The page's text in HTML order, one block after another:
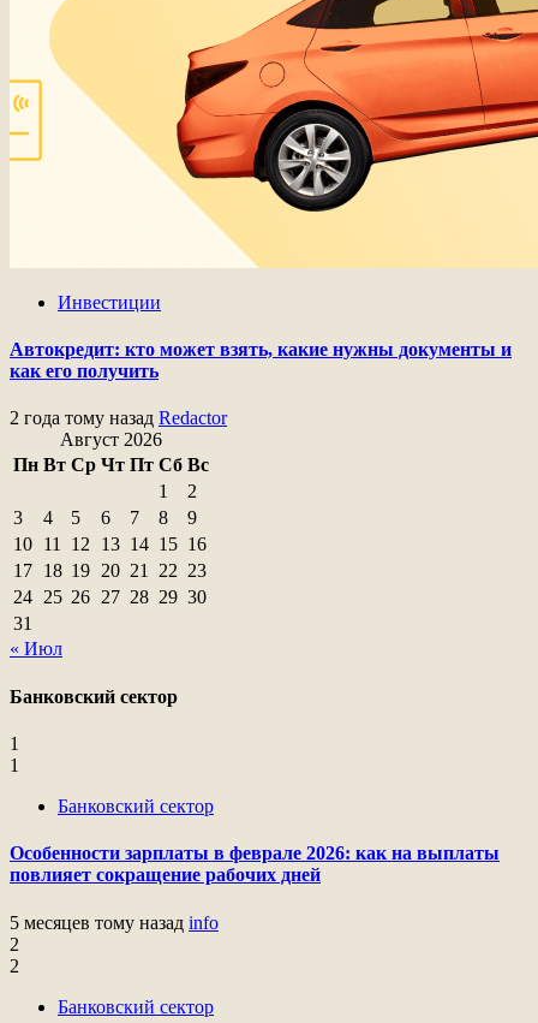
Инвестиции
Автокредит: кто может взять, какие нужны документы и
как его получить
2 года тому назад Redactor
Август 2026
Пн Вт Ср Чт Пт Сб Вс
1
2
3
4 5 6 7 8
9
10 11 12 13 14 15 16
17 18 19 20 21 22 23
24 25 26 27 28 29 30
31
« Июл
Банковский сектор
1
1
Банковский сектор
Особенности зарплаты в феврале 2026: как на выплаты
повлияет сокращение рабочих дней
5 месяцев тому назад info
2
2
Банковский сектор